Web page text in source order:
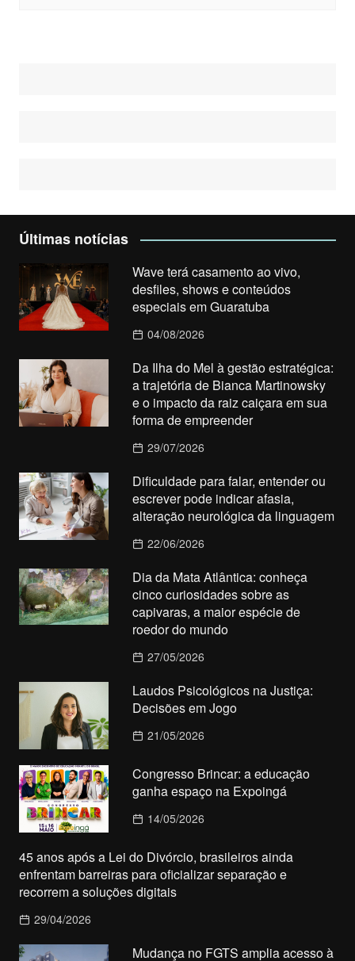
Últimas notícias
Wave terá casamento ao vivo,
desfiles, shows e conteúdos
especiais em Guaratuba
04/08/2026
Da Ilha do Mel à gestão estratégica:
a trajetória de Bianca Martinowsky
e o impacto da raiz caiçara em sua
forma de empreender
29/07/2026
Dificuldade para falar, entender ou
escrever pode indicar afasia,
alteração neurológica da linguagem
22/06/2026
Dia da Mata Atlântica: conheça
cinco curiosidades sobre as
capivaras, a maior espécie de
roedor do mundo
27/05/2026
Laudos Psicológicos na Justiça:
Decisões em Jogo
21/05/2026
Congresso Brincar: a educação
ganha espaço na Expoingá
14/05/2026
45 anos após a Lei do Divórcio, brasileiros ainda
enfrentam barreiras para oficializar separação e
recorrem a soluções digitais
29/04/2026
Mudança no FGTS amplia acesso à